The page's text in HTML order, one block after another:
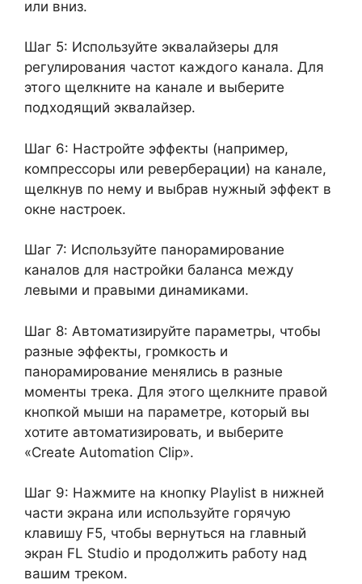
или вниз.
Шаг 5: Используйте эквалайзеры для
регулирования частот каждого канала. Для
этого щелкните на канале и выберите
подходящий эквалайзер.
Шаг 6: Настройте эффекты (например,
компрессоры или реверберации) на канале,
щелкнув по нему и выбрав нужный эффект в
окне настроек.
Шаг 7: Используйте панорамирование
каналов для настройки баланса между
левыми и правыми динамиками.
Шаг 8: Автоматизируйте параметры, чтобы
разные эффекты, громкость и
панорамирование менялись в разные
моменты трека. Для этого щелкните правой
кнопкой мыши на параметре, который вы
хотите автоматизировать, и выберите
«Create Automation Clip».
Шаг 9: Нажмите на кнопку Playlist в нижней
части экрана или используйте горячую
клавишу F5, чтобы вернуться на главный
экран FL Studio и продолжить работу над
вашим треком.